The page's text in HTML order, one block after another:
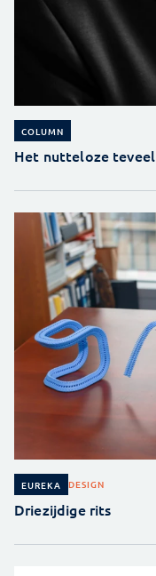
COLUMN
Het nutteloze teveel
EUREKA DESIGN
Driezijdige rits